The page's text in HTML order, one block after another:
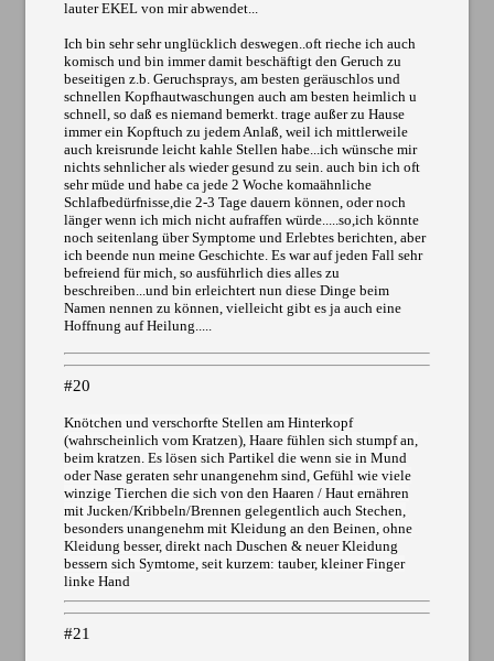
lauter EKEL von mir abwendet...
Ich bin sehr sehr unglücklich deswegen..oft rieche ich auch
komisch und bin immer damit beschäftigt den Geruch zu
beseitigen z.b. Geruchsprays, am besten geräuschlos und
schnellen Kopfhautwaschungen auch am besten heimlich u
schnell, so daß es niemand bemerkt. trage außer zu Hause
immer ein Kopftuch zu jedem Anlaß, weil ich mittlerweile
auch kreisrunde leicht kahle Stellen habe...ich wünsche mir
nichts sehnlicher als wieder gesund zu sein. auch bin ich oft
sehr müde und habe ca jede 2 Woche komaähnliche
Schlafbedürfnisse,die 2-3 Tage dauern können, oder noch
länger wenn ich mich nicht aufraffen würde.....so,ich könnte
noch seitenlang über Symptome und Erlebtes berichten, aber
ich beende nun meine Geschichte. Es war auf jeden Fall sehr
befreiend für mich, so ausführlich dies alles zu
beschreiben...und bin erleichtert nun diese Dinge beim
Namen nennen zu können, vielleicht gibt es ja auch eine
Hoffnung auf Heilung.....
#20
Knötchen und verschorfte Stellen am Hinterkopf
(wahrscheinlich vom Kratzen), Haare fühlen sich stumpf an,
beim kratzen. Es lösen sich Partikel die wenn sie in Mund
oder Nase geraten sehr unangenehm sind, Gefühl wie viele
winzige Tierchen die sich von den Haaren / Haut ernähren
mit Jucken/Kribbeln/Brennen gelegentlich auch Stechen,
besonders unangenehm mit Kleidung an den Beinen, ohne
Kleidung besser, direkt nach Duschen & neuer Kleidung
bessern sich Symtome, seit kurzem: tauber, kleiner Finger
linke Hand
#21